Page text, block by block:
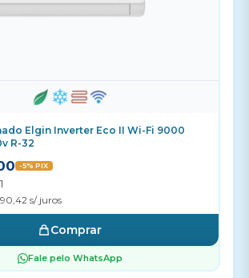
Elgin Inverter Eco II Wi-Fi 9000
R-32
-5% PIX
s/ juros
Comprar
Fale pelo WhatsApp